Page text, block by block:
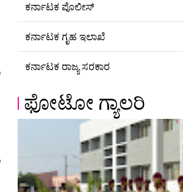
ಕರ್ನಾಟಕ ಪೊಲೀಸ್
ಕರ್ನಾಟಕ ಗೃಹ ಇಲಾಖೆ
ಕರ್ನಾಟಕ ರಾಜ್ಯ ಸರಕಾರ
ಫೋಟೋ ಗ್ಯಾಲರಿ